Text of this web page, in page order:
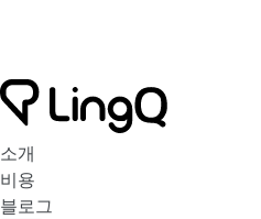
소개
비용
블로그